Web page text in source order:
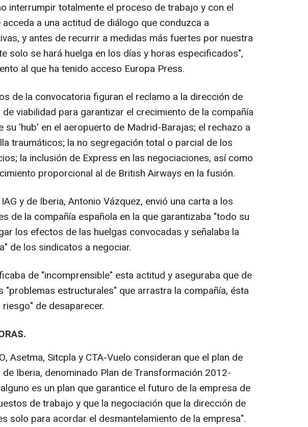
interrumpir totalmente el proceso de trabajo y con el
a una actitud de diálogo que conduzca a
y antes de recurrir a medidas más fuertes por nuestra
solo se hará huelga en los días y horas especificados",
al que ha tenido acceso Europa Press.
de la convocatoria figuran el reclamo a la dirección de
de viabilidad para garantizar el crecimiento de la compañía
su 'hub' en el aeropuerto de Madrid-Barajas; el rechazo a
traumáticos; la no segregación total o parcial de los
la inclusión de Express en las negociaciones, así como
proporcional al de British Airways en la fusión.
y de Iberia, Antonio Vázquez, envió una carta a los
de la compañía española en la que garantizaba "todo su
los efectos de las huelgas convocadas y señalaba la
de los sindicatos a negociar.
de "incomprensible" esta actitud y aseguraba que de
"problemas estructurales" que arrastra la compañía, ésta
de desaparecer.
Asetma, Sitcpla y CTA-Vuelo consideran que el plan de
Iberia, denominado Plan de Transformación 2012-
es un plan que garantice el futuro de la empresa de
de trabajo y que la negociación que la dirección de
solo para acordar el desmantelamiento de la empresa".